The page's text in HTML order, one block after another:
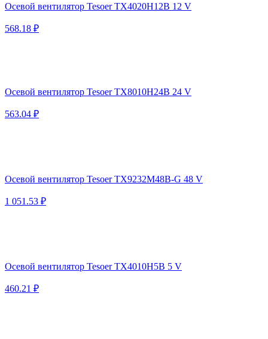
Осевой вентилятор Tesoer TX4020H12B 12 V
568.18 ₽
Осевой вентилятор Tesoer TX8010H24B 24 V
563.04 ₽
Осевой вентилятор Tesoer TX9232M48B-G 48 V
1 051.53 ₽
Осевой вентилятор Tesoer TX4010H5B 5 V
460.21 ₽